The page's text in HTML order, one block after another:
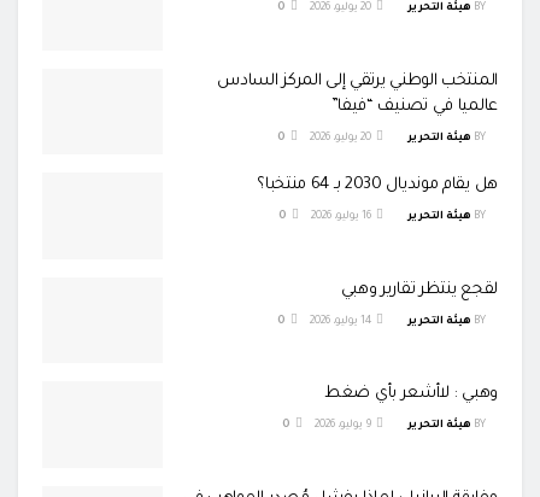
BY هيئة التحرير
المنتخب الوطني يرتقي إلى المركز السادس
عالميا في تصنيف “فيفا”
BY هيئة التحرير
هل يقام مونديال 2030 بـ 64 منتخبا؟
BY هيئة التحرير
لقجع ينتظر تقارير وهبي
BY هيئة التحرير
وهبي : لاأشعر بأي ضغط
BY هيئة التحرير